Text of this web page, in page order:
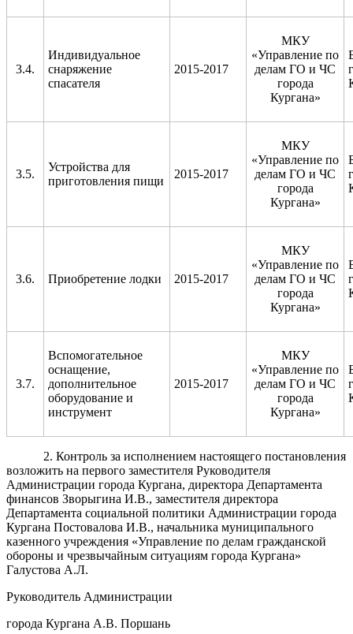
3.4.
Индивидуальное
снаряжение
спасателя
2015-2017
МКУ
«Управление по
делам ГО и ЧС
города
Кургана»
3.5.
Устройства для
приготовления пищи
2015-2017
МКУ
«Управление по
делам ГО и ЧС
города
Кургана»
3.6. Приобретение лодки 2015-2017
МКУ
«Управление по
делам ГО и ЧС
города
Кургана»
3.7.
Вспомогательное
оснащение,
дополнительное
оборудование и
инструмент
2015-2017
МКУ
«Управление по
делам ГО и ЧС
города
Кургана»
2. Контроль за исполнением настоящего постановления
возложить на первого заместителя Руководителя
Администрации города Кургана, директора Департамента
финансов Зворыгина И.В., заместителя директора
Департамента социальной политики Администрации города
Кургана Постовалова И.В., начальника муниципального
казенного учреждения «Управление по делам гражданской
обороны и чрезвычайным ситуациям города Кургана»
Галустова А.Л.
Руководитель Администрации
города Кургана А.В. Поршань